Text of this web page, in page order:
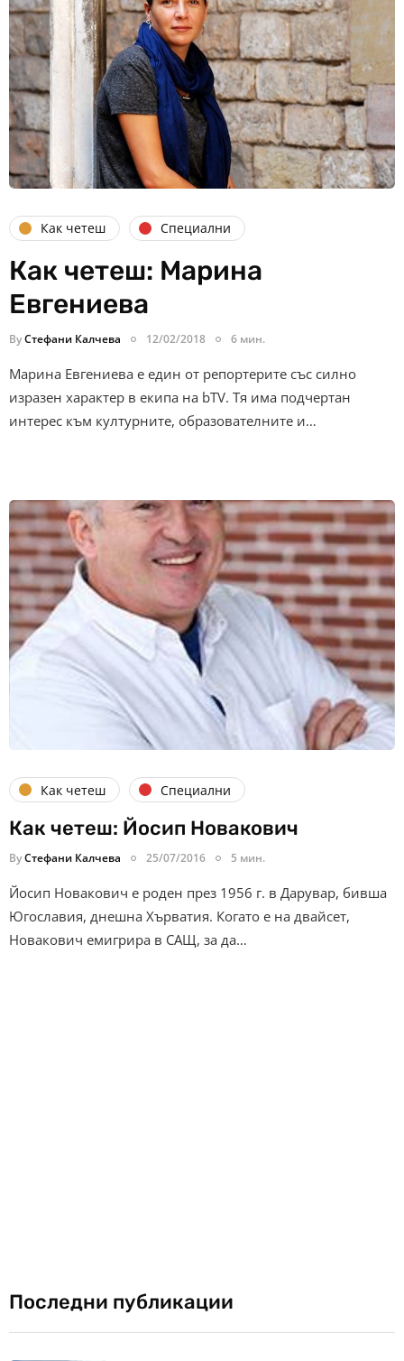
Как четеш Специални
Как четеш: Марина
Евгениева
ByСтефани Калчева 12/02/2018 6 мин.
Марина Евгениева е един от репортерите със силно
изразен характер в екипа на bTV. Тя има подчертан
интерес към културните, образователните и…
Как четеш Специални
Как четеш: Йосип Новакович
ByСтефани Калчева 25/07/2016 5 мин.
Йосип Новакович е роден през 1956 г. в Дарувар, бивша
Югославия, днешна Хърватия. Когато е на двайсет,
Новакович емигрира в САЩ, за да…
Последни публикации